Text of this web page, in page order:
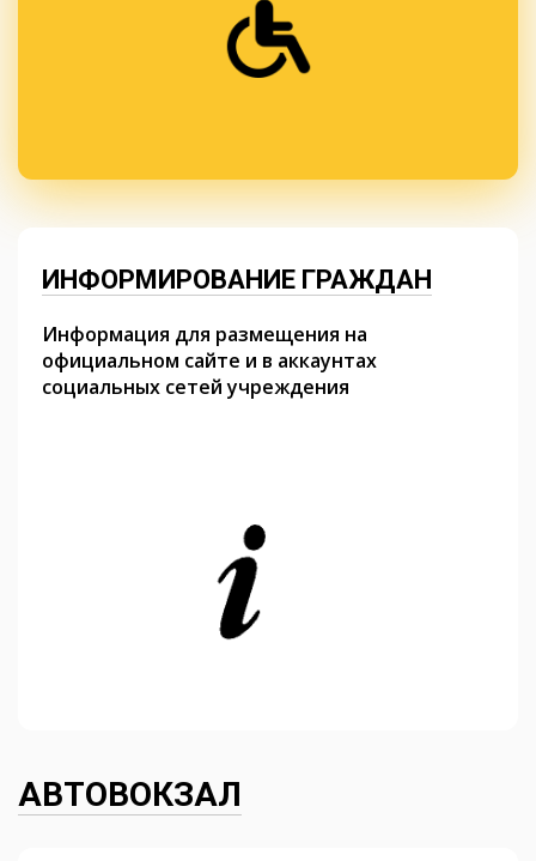
ИНФОРМИРОВАНИЕ ГРАЖДАН
Информация для размещения на
официальном сайте и в аккаунтах
социальных сетей учреждения
АВТОВОКЗАЛ